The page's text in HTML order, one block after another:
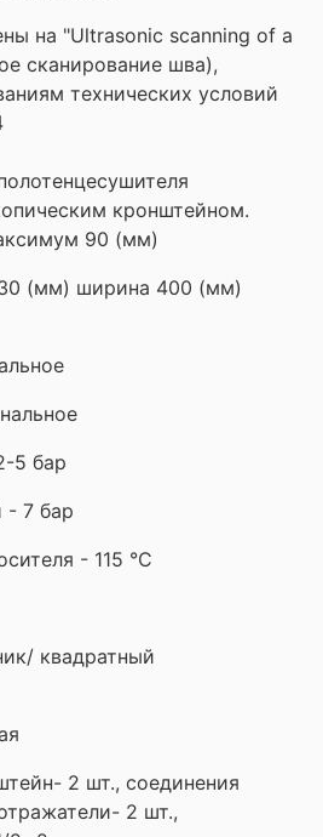
на "Ultrasonic scanning of a
сканирование шва),
технических условий
кронштейном.
90 (мм)
(мм) ширина 400 (мм)
5 бар
- 7 бар
- 115 °С
квадратный
2 шт., соединения
2 шт.,